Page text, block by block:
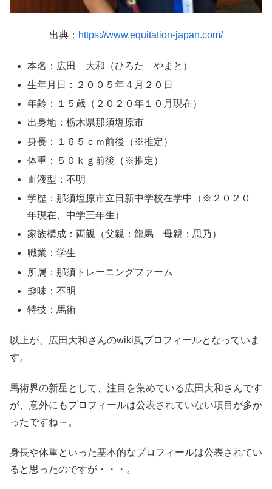
出典： https://www.equitation-japan.com/
本名：広田 大和（ひろた やまと）
生年月日：２００５年４月２０日
年齢：１５歳（２０２０年１０月現在）
出身地：栃木県那須塩原市
身長：１６５ｃｍ前後（※推定）
体重：５０ｋｇ前後（※推定）
血液型：不明
学歴：那須塩原市立日新中学校在学中（※２０２０
年現在、中学三年生）
家族構成：両親（父親：龍馬 母親：思乃）
職業：学生
所属：那須トレーニングファーム
趣味：不明
特技：馬術
以上が、広田大和さんのwiki風プロフィールとなっていま
す。
馬術界の新星として、注目を集めている広田大和さんです
が、意外にもプロフィールは公表されていない項目が多か
ったですね～。
身長や体重といった基本的なプロフィールは公表されてい
ると思ったのですが・・・。